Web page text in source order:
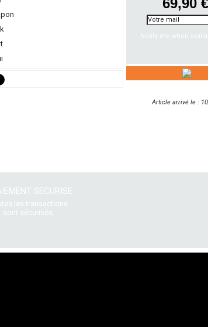
69,90 €
Notify me when
Article arrivé le :
SECURISE
les transactions
sont sécurisés.